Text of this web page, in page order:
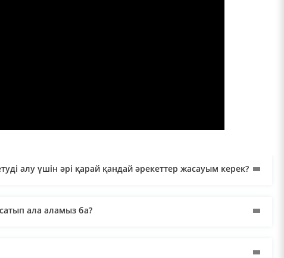
алу үшін әрі қарай қандай әрекеттер жасауым керек?
ала аламыз ба?